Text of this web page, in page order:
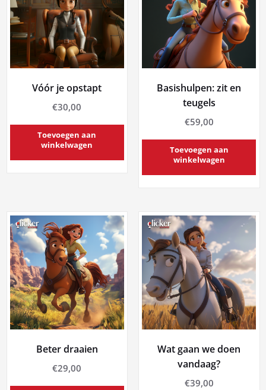
Vóór je opstapt
€30,00
Toevoegen aan
winkelwagen
Basishulpen: zit en
teugels
€59,00
Toevoegen aan
winkelwagen
Beter draaien
€29,00
Wat gaan we doen
vandaag?
€39,00